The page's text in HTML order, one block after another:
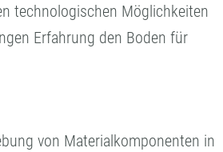
technologischen Möglichkeiten
Erfahrung den Boden für
von Materialkomponenten in